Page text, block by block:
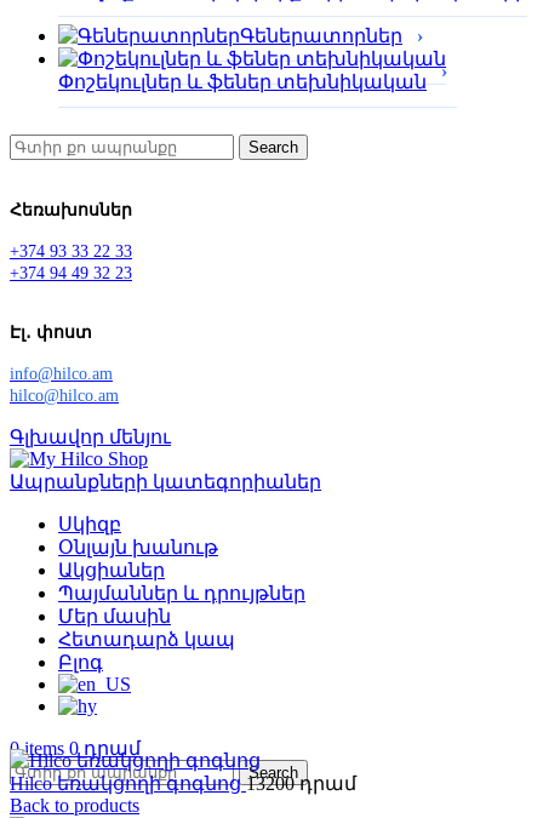
Գեներատորներ
Փոշեկուլներ և ֆեներ տեխնիկական
Search
Հեռախոսներ
+374 93 33 22 33
+374 94 49 32 23
Էլ․ փոստ
info@hilco.am
hilco@hilco.am
Գլխավոր մենյու
Ապրանքների կատեգորիաներ
Սկիզբ
Օնլայն խանութ
Ակցիաներ
Պայմաններ և դրույթներ
Մեր մասին
Հետադարձ կապ
Բլոգ
0items 0
Search
Hilco եռակցողի գոգնոց13200
Back to products